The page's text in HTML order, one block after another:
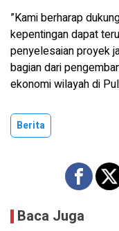
”Kami berharap
kepentingan dapat
penyelesaian proyek
bagian dari
ekonomi wilayah di
Berita
Baca Juga